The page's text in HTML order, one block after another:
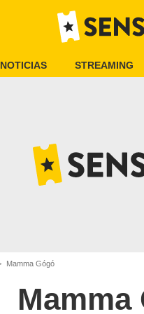
NOTICIAS STREAMING
Mamma Gógó
Mamma